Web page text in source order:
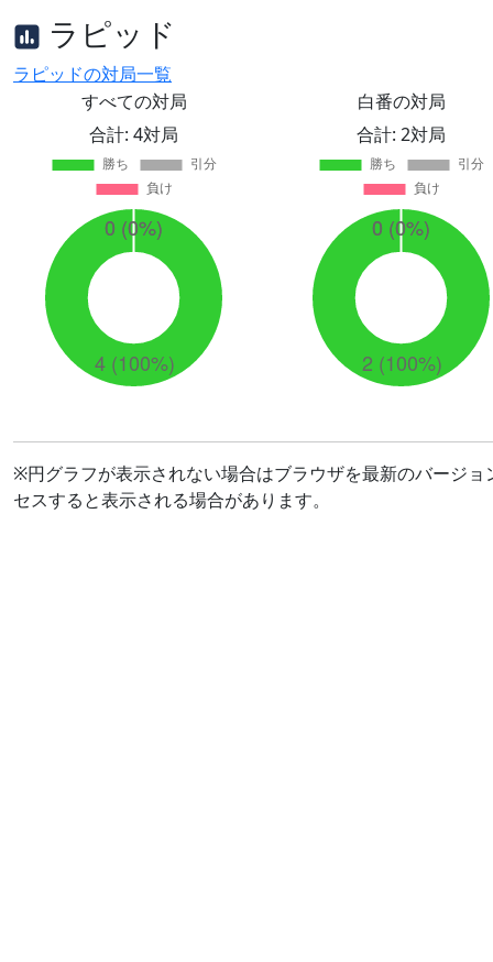
ラピッド
ラピッドの対局一覧
すべての対局
合計: 4対局
白番の対局
合計: 2対局
※円グラフが表示されない場合はブラウザを最新のバージ
セスすると表示される場合があります。